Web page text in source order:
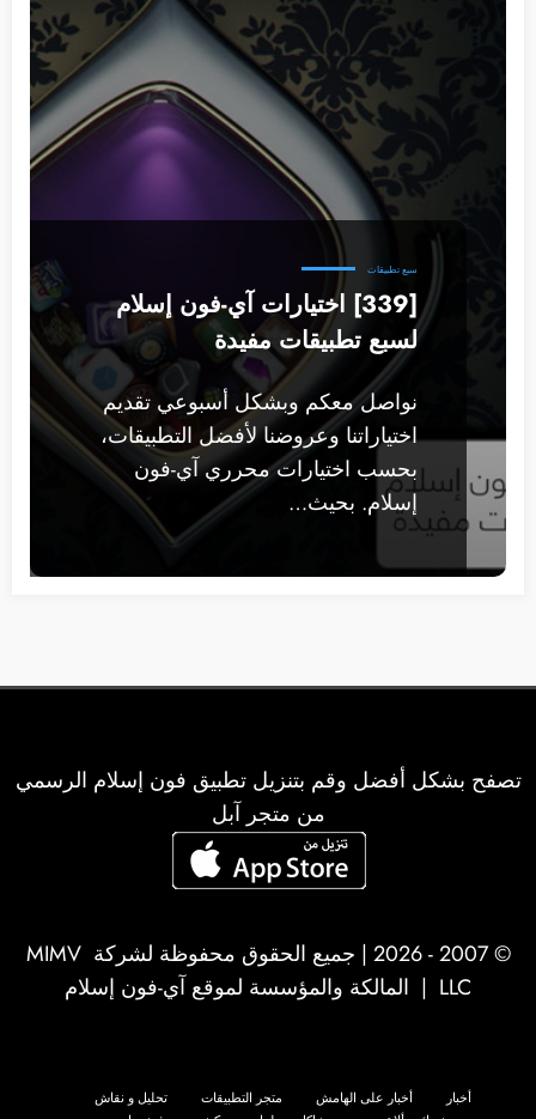
سبع تطبيقات
[339] اختيارات آي-فون إسلام
لسبع تطبيقات مفيدة
نواصل معكم وبشكل أسبوعي تقديم
اختياراتنا وعروضنا لأفضل التطبيقات،
بحسب اختيارات محرري آي-فون
إسلام. بحيث…
تصفح بشكل أفضل وقم بتنزيل تطبيق فون إسلام الرسمي
من متجر آبل
© 2007 - 2026 | جميع الحقوق محفوظة لشركة
MIMV
LLC | المالكة والمؤسسة لموقع آي-فون إسلام
أخبار أخبار على الهامش متجر التطبيقات
تحليل و نقاش